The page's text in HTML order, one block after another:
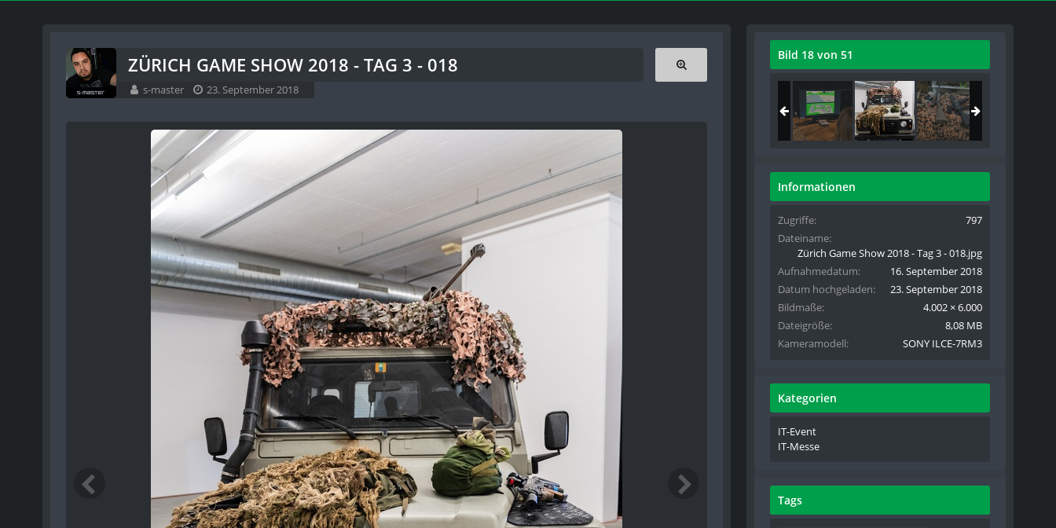
ZÜRICH GAME SHOW 2018 - TAG 3 - 018
s-master 23. September 2018
Bild 18 von 51
Informationen
Zugriffe
797
Dateiname
Zürich Game Show 2018 - Tag 3 - 018.jpg
Aufnahmedatum
16. September 2018
Datum hochgeladen
23. September 2018
Bildmaße
4.002 × 6.000
Dateigröße
8,08 MB
Kameramodell
SONY ILCE-7RM3
Kategorien
IT-Event
IT-Messe
Tags